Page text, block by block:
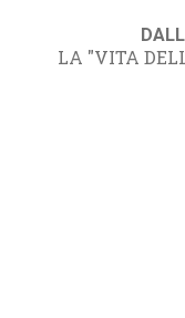
LA "VITA